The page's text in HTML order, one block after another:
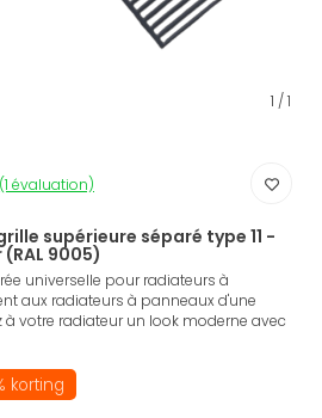
1 / 1
(1 évaluation)
supérieure séparé type 11 -
9005)
universelle pour radiateurs à
aux radiateurs à panneaux d'une
votre radiateur un look moderne avec
korting